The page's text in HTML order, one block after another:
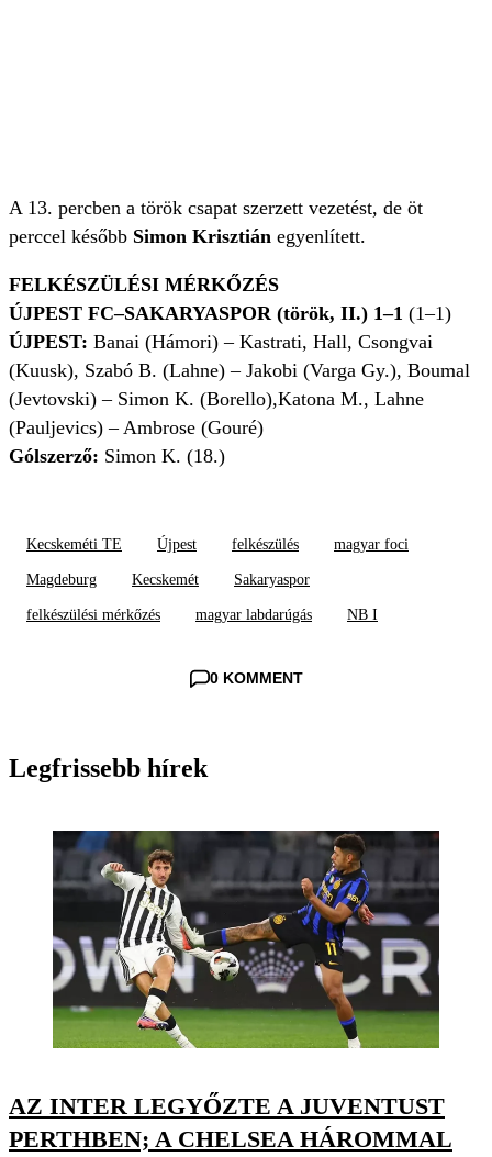
A 13. percben a török csapat szerzett vezetést, de öt
perccel később Simon Krisztián egyenlített.
FELKÉSZÜLÉSI MÉRKŐZÉS
ÚJPEST FC–SAKARYASPOR (török, II.) 1–1 (1–1)
ÚJPEST: Banai (Hámori) – Kastrati, Hall, Csongvai
(Kuusk), Szabó B. (Lahne) – Jakobi (Varga Gy.), Boumal
(Jevtovski) – Simon K. (Borello),Katona M., Lahne
(Pauljevics) – Ambrose (Gouré)
Gólszerző: Simon K. (18.)
Kecskeméti TE Újpest felkészülés magyar foci
Magdeburg Kecskemét Sakaryaspor
felkészülési mérkőzés magyar labdarúgás NB I
0 KOMMENT
Legfrissebb hírek
AZ INTER LEGYŐZTE A JUVENTUST
PERTHBEN; A CHELSEA HÁROMMAL